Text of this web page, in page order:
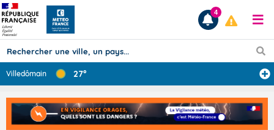
Prévisions
TOUS LES RÉSULTATS
4
Villedômain 27°